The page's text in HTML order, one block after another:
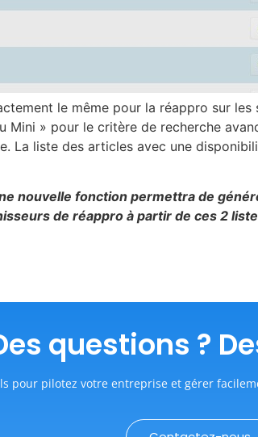
le même pour la réappro sur les
Mini » pour le critère de recherche
La liste des articles avec une
nouvelle fonction permettra de
de réappro à partir de ces 2
questions ?
pour pilotez votre entreprise et gérer